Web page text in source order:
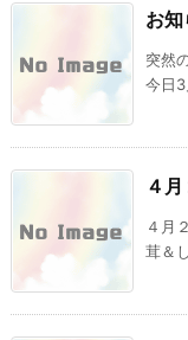
お
突然
今日
４
４月
茸＆